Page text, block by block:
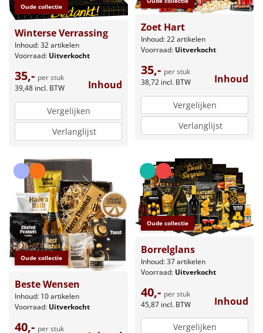
Oude collectie
Winterse Verrassing
Inhoud: 32 artikelen
Voorraad: Uitverkocht
35,- per stuk
39,48 incl. BTW Inhoud
Vergelijken
Verlanglijst
Zoet Hart
Inhoud: 22 artikelen
Voorraad: Uitverkocht
35,- per stuk
38,72 incl. BTW Inhoud
Vergelijken
Verlanglijst
Oude collectie
Beste Wensen
Inhoud: 10 artikelen
Voorraad: Uitverkocht
40,- per stuk
Oude collectie
Borrelglans
Inhoud: 37 artikelen
Voorraad: Uitverkocht
40,- per stuk
45,87 incl. BTW Inhoud
Vergelijken